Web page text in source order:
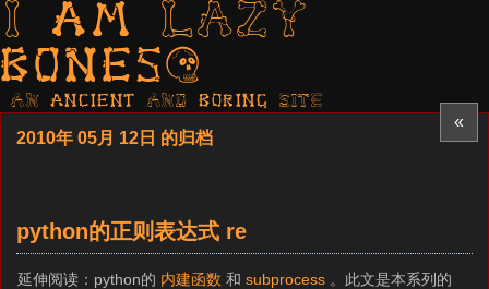
I am LAZY
bones?
AN ancient AND boring SITE
«
2010年 05月 12日 的归档
python的正则表达式 re
延伸阅读：python的 内建函数 和subprocess 。此文是本系列的